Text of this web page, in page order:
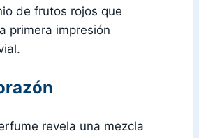
de frutos rojos que
primera impresión
revela una mezcla